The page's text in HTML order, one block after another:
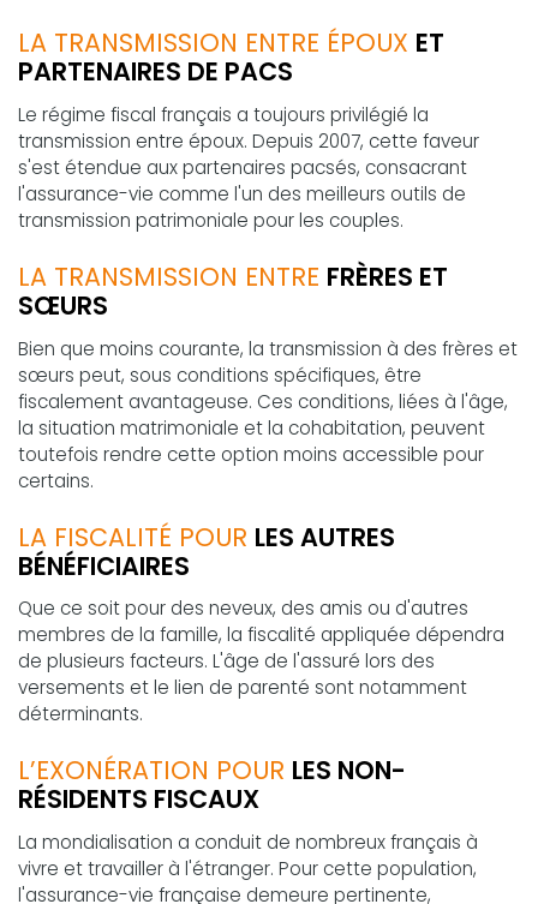
LA TRANSMISSION ENTRE ÉPOUX ET
PARTENAIRES DE PACS
Le régime fiscal français a toujours privilégié la
transmission entre époux. Depuis 2007, cette faveur
s'est étendue aux partenaires pacsés, consacrant
l'assurance-vie comme l'un des meilleurs outils de
transmission patrimoniale pour les couples.
LA TRANSMISSION ENTRE FRÈRES ET
SŒURS
Bien que moins courante, la transmission à des frères et
sœurs peut, sous conditions spécifiques, être
fiscalement avantageuse. Ces conditions, liées à l'âge,
la situation matrimoniale et la cohabitation, peuvent
toutefois rendre cette option moins accessible pour
certains.
LA FISCALITÉ POUR LES AUTRES
BÉNÉFICIAIRES
Que ce soit pour des neveux, des amis ou d'autres
membres de la famille, la fiscalité appliquée dépendra
de plusieurs facteurs. L'âge de l'assuré lors des
versements et le lien de parenté sont notamment
déterminants.
L’EXONÉRATION POUR LES NON-
RÉSIDENTS FISCAUX
La mondialisation a conduit de nombreux français à
vivre et travailler à l'étranger. Pour cette population,
l'assurance-vie française demeure pertinente,